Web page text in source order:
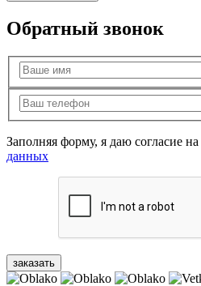
Обратный звонок
Заполняя форму, я даю согласие на
данных